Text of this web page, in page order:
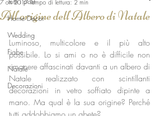
Home Decor
Wedding
Fiabe
Natale
Decorazioni
All'origine dell'Albero di Natale
7 ott 2017 Tempo di lettura: 2 min
Luminoso, multicolore e il più alto
possibile. Lo si ami o no è difficile non
rimanere affascinati davanti a un albero di
Natale realizzato con scintillanti
decorazioni in vetro soffiato dipinte a
mano. Ma qual è la sua origine? Perché